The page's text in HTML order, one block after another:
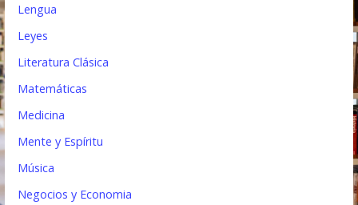
Lengua
Leyes
Literatura Clásica
Matemáticas
Medicina
Mente y Espíritu
Música
Negocios y Economia